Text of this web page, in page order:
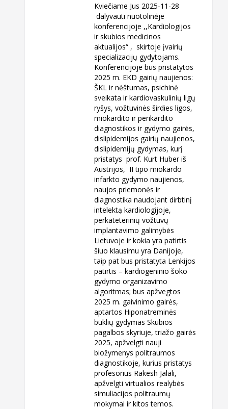
Kviečiame Jus 2025-11-28
dalyvauti nuotolinėje
konferencijoje ,,Kardiologijos
ir skubios medicinos
aktualijos“ , skirtoje įvairių
specializacijų gydytojams.
Konferencijoje bus pristatytos
2025 m. EKD gairių naujienos:
ŠKL ir nėštumas, psichinė
sveikata ir kardiovaskulinių ligų
ryšys, vožtuvinės širdies ligos,
miokardito ir perikardito
diagnostikos ir gydymo gairės,
dislipidemijos gairių naujienos,
dislipidemijų gydymas, kurį
pristatys prof. Kurt Huber iš
Austrijos, II tipo miokardo
infarkto gydymo naujienos,
naujos priemonės ir
diagnostika naudojant dirbtinį
intelektą kardiologijoje,
perkateterinių vožtuvų
implantavimo galimybės
Lietuvoje ir kokia yra patirtis
šiuo klausimu yra Danijoje,
taip pat bus pristatyta Lenkijos
patirtis – kardiogeninio šoko
gydymo organizavimo
algoritmas; bus apžvegtos
2025 m. gaivinimo gairės,
aptartos Hiponatreminės
būklių gydymas Skubios
pagalbos skyriuje, triažo gairės
2025, apžvelgti nauji
biožymenys politraumos
diagnostikoje, kurius pristatys
profesorius Rakesh Jalali,
apžvelgti virtualios realybės
simuliacijos politraumų
mokymai ir kitos temos.